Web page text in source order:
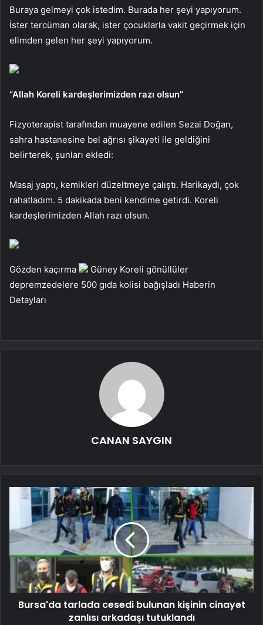
Buraya gelmeyi çok istedim. Burada her şeyi yapıyorum.
İster tercüman olarak, ister çocuklarla vakit geçirmek için
elimden gelen her şeyi yapıyorum.
“Allah Koreli kardeşlerimizden razı olsun”
Fizyoterapist tarafından muayene edilen Sezai Doğan,
sahra hastanesine bel ağrısı şikayeti ile geldiğini
belirterek, şunları ekledi:
Masaj yaptı, kemikleri düzeltmeye çalıştı. Harikaydı, çok
rahatladım. 5 dakikada beni kendime getirdi. Koreli
kardeşlerimizden Allah razı olsun.
Gözden kaçırma
Güney Koreli gönüllüler
depremzedelere 500 gıda kolisi bağışladı Haberin
Detayları
CANAN SAYGIN
Bursa'da tarlada cesedi bulunan kişinin cinayet
zanlısı arkadaşı tutuklandı